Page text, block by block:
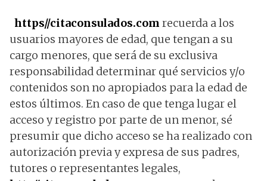
https//citaconsulados.com recuerda a los
usuarios mayores de edad, que tengan a su
cargo menores, que será de su exclusiva
responsabilidad determinar qué servicios y/o
contenidos son no apropiados para la edad de
estos últimos. En caso de que tenga lugar el
acceso y registro por parte de un menor, sé
presumir que dicho acceso se ha realizado con
autorización previa y expresa de sus padres,
tutores o representantes legales,